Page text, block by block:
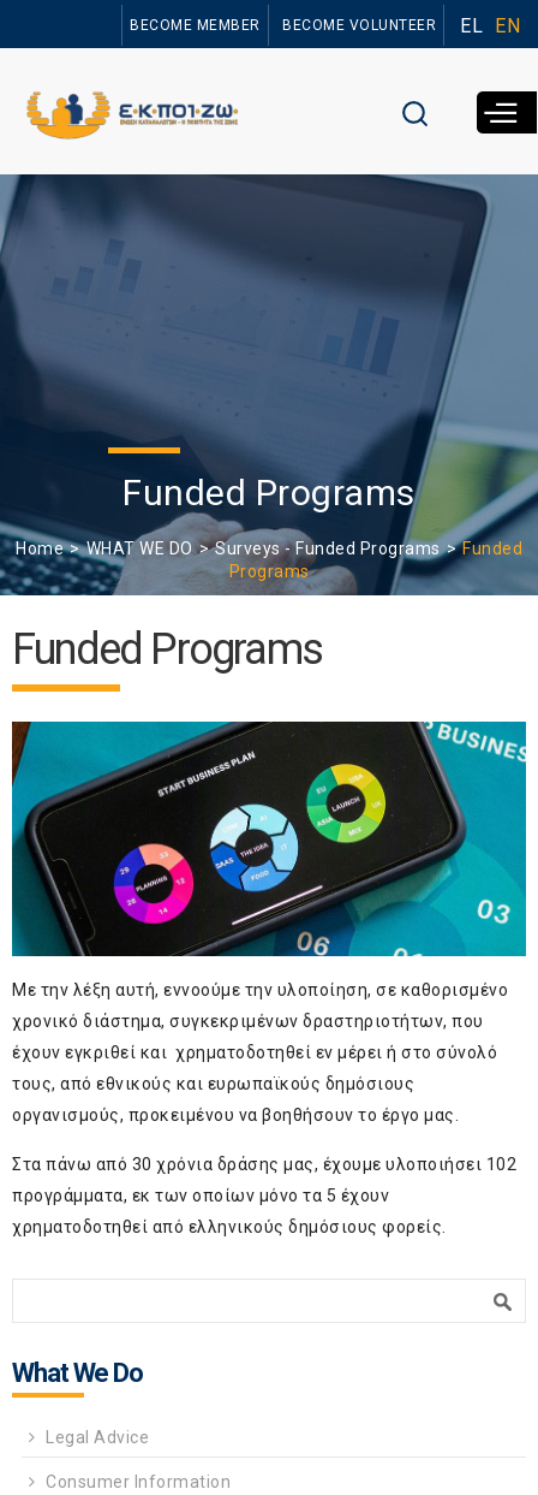
main
EL EN
BECOME MEMBER BECOME VOLUNTEER
Funded Programs
Home WHAT WE DO Surveys - Funded Programs
Funded
Programs
Funded Programs
Με την λέξη αυτή, εννοούμε την υλοποίηση, σε καθορισμένο
χρονικό διάστημα, συγκεκριμένων δραστηριοτήτων, που
έχουν εγκριθεί και χρηματοδοτηθεί εν μέρει ή στο σύνολό
τους, από εθνικούς και ευρωπαϊκούς δημόσιους
οργανισμούς, προκειμένου να βοηθήσουν το έργο μας.
Στα πάνω από 30 χρόνια δράσης μας, έχουμε υλοποιήσει 102
προγράμματα, εκ των οποίων μόνο τα 5 έχουν
χρηματοδοτηθεί από ελληνικούς δημόσιους φορείς.
What We Do
Legal Advice
Consumer Information